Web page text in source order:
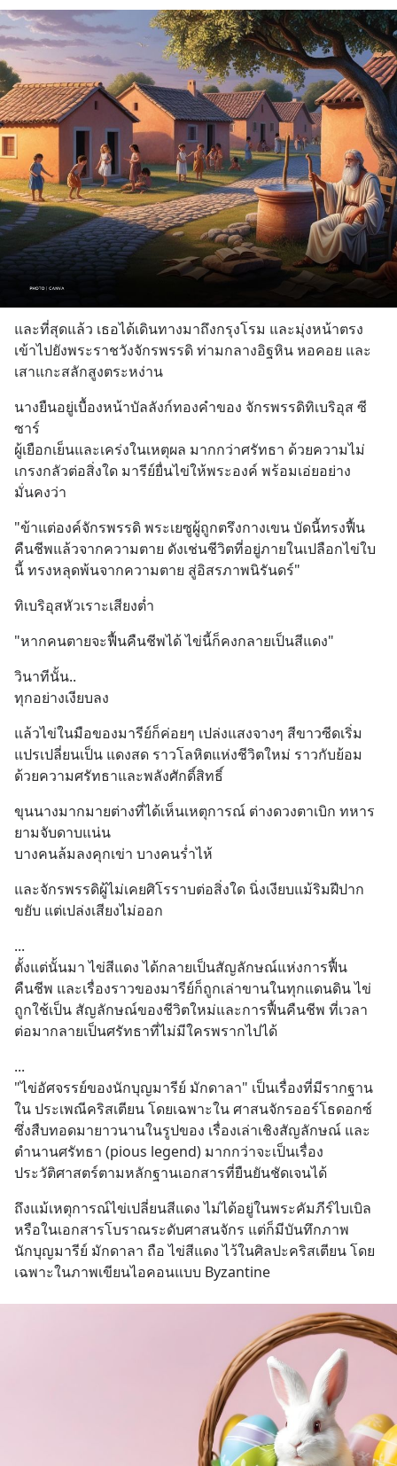
และที่สุดแล้ว เธอได้เดินทางมาถึงกรุงโรม และมุ่งหน้าตรง
เข้าไปยังพระราชวังจักรพรรดิ ท่ามกลางอิฐหิน หอคอย และ
เสาแกะสลักสูงตระหง่าน
นางยืนอยู่เบื้องหน้าบัลลังก์ทองคำของ จักรพรรดิทิเบริอุส ซี
ซาร์
ผู้เยือกเย็นและเคร่งในเหตุผล มากกว่าศรัทธา ด้วยความไม่
เกรงกลัวต่อสิ่งใด มารีย์ยื่นไข่ให้พระองค์ พร้อมเอ่ยอย่าง
มั่นคงว่า
"ข้าแต่องค์จักรพรรดิ พระเยซูผู้ถูกตรึงกางเขน บัดนี้ทรงฟื้น
คืนชีพแล้วจากความตาย ดังเช่นชีวิตที่อยู่ภายในเปลือกไข่ใบ
นี้ ทรงหลุดพ้นจากความตาย สู่อิสรภาพนิรันดร์"
ทิเบริอุสหัวเราะเสียงต่ำ
"หากคนตายจะฟื้นคืนชีพได้ ไข่นี้ก็คงกลายเป็นสีแดง"
วินาทีนั้น..
ทุกอย่างเงียบลง
แล้วไข่ในมือของมารีย์ก็ค่อยๆ เปล่งแสงจางๆ สีขาวซีดเริ่ม
แปรเปลี่ยนเป็น แดงสด ราวโลหิตแห่งชีวิตใหม่ ราวกับย้อม
ด้วยความศรัทธาและพลังศักดิ์สิทธิ์
ขุนนางมากมายต่างที่ได้เห็นเหตุการณ์ ต่างดวงตาเบิก ทหาร
ยามจับดาบแน่น
บางคนล้มลงคุกเข่า บางคนร่ำไห้
และจักรพรรดิผู้ไม่เคยศิโรราบต่อสิ่งใด นิ่งเงียบแม้ริมฝีปาก
ขยับ แต่เปล่งเสียงไม่ออก
...
ตั้งแต่นั้นมา ไข่สีแดง ได้กลายเป็นสัญลักษณ์แห่งการฟื้น
คืนชีพ และเรื่องราวของมารีย์ก็ถูกเล่าขานในทุกแดนดิน ไข่
ถูกใช้เป็น สัญลักษณ์ของชีวิตใหม่และการฟื้นคืนชีพ ที่เวลา
ต่อมากลายเป็นศรัทธาที่ไม่มีใครพรากไปได้
...
"ไข่อัศจรรย์ของนักบุญมารีย์ มักดาลา" เป็นเรื่องที่มีรากฐาน
ใน ประเพณีคริสเตียน โดยเฉพาะใน ศาสนจักรออร์โธดอกซ์
ซึ่งสืบทอดมายาวนานในรูปของ เรื่องเล่าเชิงสัญลักษณ์ และ
ตำนานศรัทธา (pious legend) มากกว่าจะเป็นเรื่อง
ประวัติศาสตร์ตามหลักฐานเอกสารที่ยืนยันชัดเจนได้
ถึงแม้เหตุการณ์ไข่เปลี่ยนสีแดง ไม่ได้อยู่ในพระคัมภีร์ไบเบิล
หรือในเอกสารโบราณระดับศาสนจักร แต่ก็มีบันทึกภาพ
นักบุญมารีย์ มักดาลา ถือ ไข่สีแดง ไว้ในศิลปะคริสเตียน โดย
เฉพาะในภาพเขียนไอคอนแบบ Byzantine